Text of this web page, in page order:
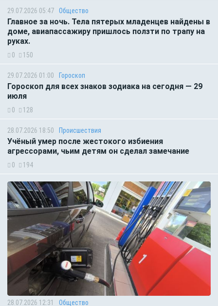
29.07.2026 05:47 Общество
Главное за ночь. Тела пятерых младенцев найдены в
доме, авиапассажиру пришлось ползти по трапу на
руках.
0 150
29.07.2026 01:00 Гороскоп
Гороскоп для всех знаков зодиака на сегодня — 29
июля
0 128
28.07.2026 18:50 Происшествия
Учёный умер после жестокого избиения
агрессорами, чьим детям он сделал замечание
0 194
28.07.2026 12:31 Общество